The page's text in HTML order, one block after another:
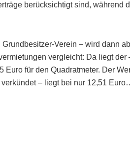
berücksichtigt sind, während
Verein – wird dann
vergleicht: Da liegt der
für den Quadratmeter. Der
– liegt bei nur 12,51